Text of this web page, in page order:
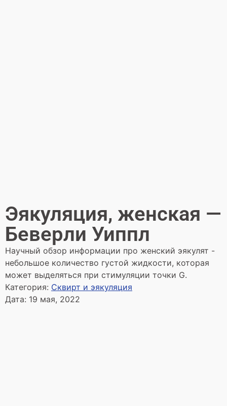
Эякуляция, женская —
Беверли Уиппл
Научный обзор информации про женский эякулят -
небольшое количество густой жидкости, которая
может выделяться при стимуляции точки G.
Категория: Сквирт и эякуляция
Дата: 19 мая, 2022